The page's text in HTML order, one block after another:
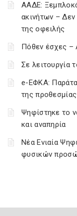
ΑΑΔΕ:
ακινήτων – Δεν
της οφειλής
Πόθεν έσχες –
Σε λειτουργία
e-ΕΦΚΑ:
της
Ψηφίστηκε το
και αναπηρία
Νέα Ενιαία
φυσικών